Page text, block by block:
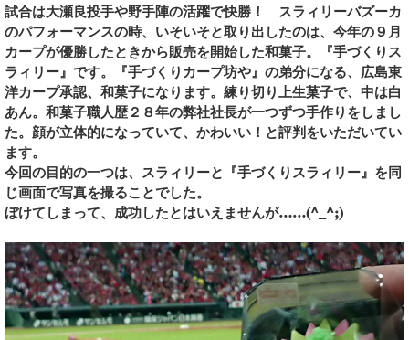
試合は大瀬良投手や野手陣の活躍で快勝！ スラィリーバズーカ
のパフォーマンスの時、いそいそと取り出したのは、今年の９月
カープが優勝したときから販売を開始した和菓子。『手づくりス
ラィリー』です。『手づくりカープ坊や』の弟分になる、広島東
洋カープ承認、和菓子になります。練り切り上生菓子で、中は白
あん。和菓子職人歴２８年の弊社社長が一つずつ手作りをしまし
た。顔が立体的になっていて、かわいい！と評判をいただいてい
ます。
今回の目的の一つは、スラィリーと『手づくりスラィリー』を同
じ画面で写真を撮ることでした。
ぼけてしまって、成功したとはいえませんが……(^_^;)